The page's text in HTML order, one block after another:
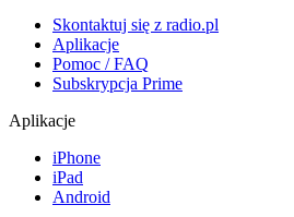
Skontaktuj się z radio.pl
Aplikacje
Pomoc / FAQ
Subskrypcja Prime
Aplikacje
iPhone
iPad
Android